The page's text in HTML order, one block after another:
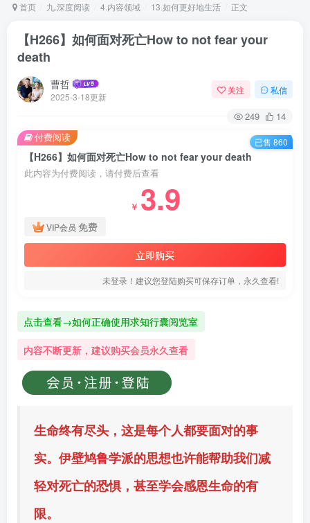
首页 九.深度阅读 4.内容领域 13.如何更好地生活 正文
【H266】如何面对死亡How to not fear your
death
曹哲
2025-3-18更新
关注 私信
249 14
【H266】如何面对死亡How to not fear your death
此内容为付费阅读，请付费后查看
￥ 3.9
VIP会员 免费
立即购买
未登录！建议您登陆购买可保存订单，永久查看!
付费阅读 已售 860
点击查看→如何正确使用求知行囊阅览室
内容不断更新，建议购买会员永久查看
生命终有尽头，这是每个人都要面对的事
实。伊壁鸠鲁学派的思想也许能帮助我们减
轻对死亡的恐惧，甚至学会感恩生命的有
限。